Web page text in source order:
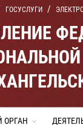
ГОСУСЛУГИ
ОРГАН